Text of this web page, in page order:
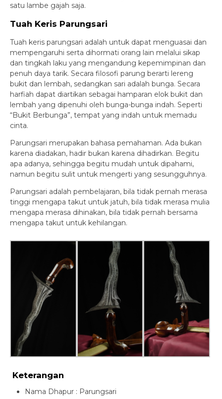
satu lambe gajah saja.
Tuah Keris Parungsari
Tuah keris parungsari adalah untuk dapat menguasai dan
mempengaruhi serta dihormati orang lain melalui sikap
dan tingkah laku yang mengandung kepemimpinan dan
penuh daya tarik. Secara filosofi parung berarti lereng
bukit dan lembah, sedangkan sari adalah bunga. Secara
harfiah dapat diartikan sebagai hamparan elok bukit dan
lembah yang dipenuhi oleh bunga-bunga indah. Seperti
“Bukit Berbunga”, tempat yang indah untuk memadu
cinta.
Parungsari merupakan bahasa pemahaman. Ada bukan
karena diadakan, hadir bukan karena dihadirkan. Begitu
apa adanya, sehingga begitu mudah untuk dipahami,
namun begitu sulit untuk mengerti yang sesungguhnya.
Parungsari adalah pembelajaran, bila tidak pernah merasa
tinggi mengapa takut untuk jatuh, bila tidak merasa mulia
mengapa merasa dihinakan, bila tidak pernah bersama
mengapa takut untuk kehilangan.
Keterangan
Nama Dhapur : Parungsari